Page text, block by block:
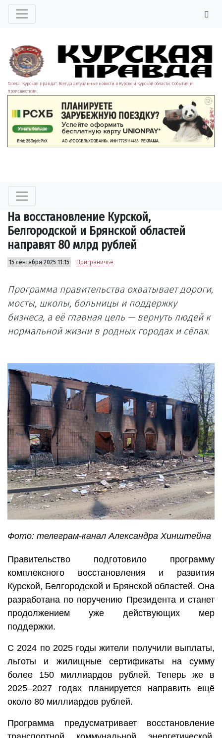
Газета "Курская правда". Всегда актуальные новости в Курске и Курской области. События и
происшествия.
На восстановление Курской,
Белгородской и Брянской областей
направят 80 млрд рублей
15 сентября 2025 11:15 Приграничье
Программа правительства охватывает дороги,
мосты, школы, больницы и поддержку
бизнеса, а её главная цель — вернуть людей к
нормальной жизни в родных городах и сёлах.
Фото: телеграм-канал Александра Хинштейна
Правительство подготовило программу
комплексного восстановления и развития
Курской, Белгородской и Брянской областей. Она
разработана по поручению Президента и станет
продолжением уже действующих мер
поддержки.
С 2024 по 2025 годы жители получили выплаты,
льготы и жилищные сертификаты на сумму
более 150 миллиардов рублей. Теперь же в
2025–2027 годах планируется направить ещё
около 80 миллиардов рублей.
Программа предусматривает восстановление